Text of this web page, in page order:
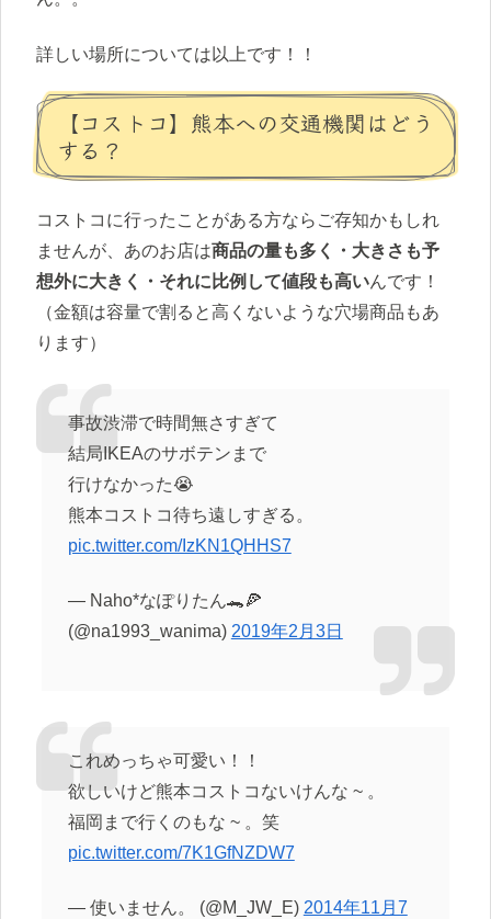
詳しい場所については以上です！！
【コストコ】熊本への交通機関はどう
する？
コストコに行ったことがある方ならご存知かもしれ
ませんが、あのお店は商品の量も多く・大きさも予
想外に大きく・それに比例して値段も高いんです！
（金額は容量で割ると高くないような穴場商品もあ
ります）
事故渋滞で時間無さすぎて
結局IKEAのサボテンまで
行けなかった😭
熊本コストコ待ち遠しすぎる。
pic.twitter.com/IzKN1QHHS7
— Naho*なぽりたん🐊🍕
(@na1993_wanima) 2019年2月3日
これめっちゃ可愛い！！
欲しいけど熊本コストコないけんな ~ 。
福岡まで行くのもな ~ 。笑
pic.twitter.com/7K1GfNZDW7
— 使いません。 (@M_JW_E) 2014年11月7